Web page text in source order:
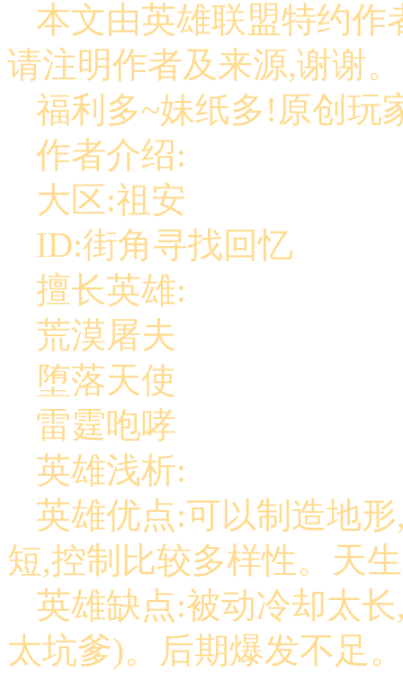
本文由英雄联盟特约作
请注明作者及来源,谢谢。
福利多~妹纸多!原创玩
作者介绍:
大区:祖安
ID:街角寻找回忆
擅长英雄:
荒漠屠夫
堕落天使
雷霆咆哮
英雄浅析:
英雄优点:可以制造地
短,控制比较多样性。天
英雄缺点:被动冷却太
太坑爹)。后期爆发不足